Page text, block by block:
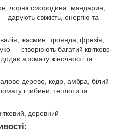
чорна смородина, мандарин,
дарують свіжість, енергію та
жасмин, троянда, фрезія,
— створюють багатий квітково-
аромату жіночності та
дерево, кедр, амбра, білий
глибини, теплоти та
деревний